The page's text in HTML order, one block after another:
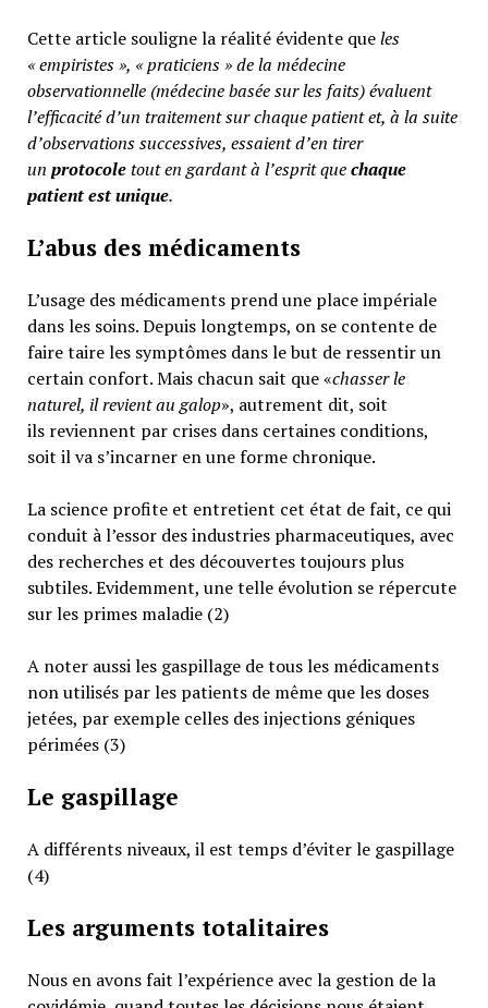
Cette article souligne la réalité évidente queles
« empiristes », « praticiens » de la médecine
observationnelle (médecine basée sur les faits) évaluent
l’efficacité d’un traitement sur chaque patient et, à la suite
d’observations successives, essaient d’en tirer
un protocoletout en gardant à l’esprit quechaque
patient est unique.
L’abus des médicaments
L’usage des médicaments prend une place impériale
dans les soins. Depuis longtemps, on se contente de
faire taire les symptômes dans le but de ressentir un
certain confort. Mais chacun sait que «chasser le
naturel, il revient au galop», autrement dit, soit
ils reviennent par crises dans certaines conditions,
soit il va s’incarner en une forme chronique.
La science profite et entretient cet état de fait, ce qui
conduit à l’essor des industries pharmaceutiques, avec
des recherches et des découvertes toujours plus
subtiles. Evidemment, une telle évolution se répercute
sur les primes maladie (2)
A noter aussi les gaspillage de tous les médicaments
non utilisés par les patients de même que les doses
jetées, par exemple celles des injections géniques
périmées (3)
Le gaspillage
A différents niveaux, il est temps d’éviter le gaspillage
(4)
Les arguments totalitaires
Nous en avons fait l’expérience avec la gestion de la